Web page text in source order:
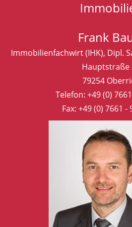
Frank
Immobilienfachwirt (IHK), Dipl.
Hauptstraße
79254
Telefon: +49 (0)
Fax: +49 (0) 7661 -